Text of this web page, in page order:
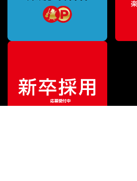
販売価格¥62,370（税込）